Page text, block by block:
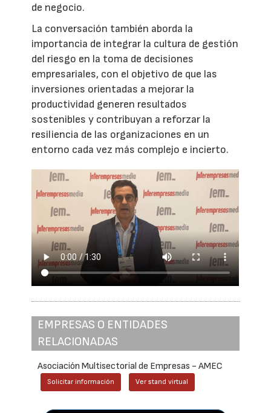
de negocio.
La conversación también aborda la
importancia de integrar la cultura de gestión
del riesgo en la toma de decisiones
empresariales, con el objetivo de que las
inversiones orientadas a mejorar la
productividad generen resultados
sostenibles y contribuyan a reforzar la
resiliencia de las organizaciones en un
entorno cada vez más complejo e incierto.
EMPRESAS O ENTIDADES
RELACIONADAS
Asociación Multisectorial de Empresas - AMEC
Solicitar información Ver stand virtual